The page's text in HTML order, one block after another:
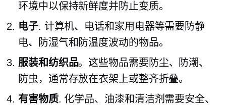
环境中以保持新鲜度并防止变质。
电子. 计算机、电话和家用电器等需要防静
电、防湿气和防温度波动的物品。
服装和纺织品。这些物品需要防尘、防潮、
防虫，通常存放在衣架上或整齐折叠。
有害物质. 化学品、油漆和清洁剂需要安全、